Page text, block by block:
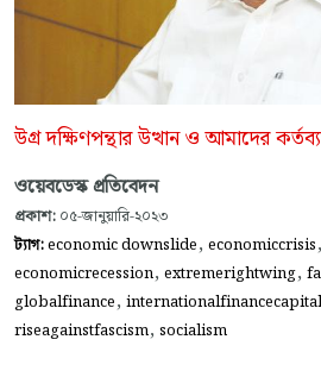
উগ্র দক্ষিণপন্থার উত্থান ও আমাদের
ওয়েবডেস্ক প্রতিবেদন
প্রকাশ: ০৫-জানুয়ারি-২০২৩
ট্যাগ:economic downslide, economiccrisis,
economicrecession, extremerightwing,
globalfinance, internationalfinancecapital
riseagainstfascism, socialism